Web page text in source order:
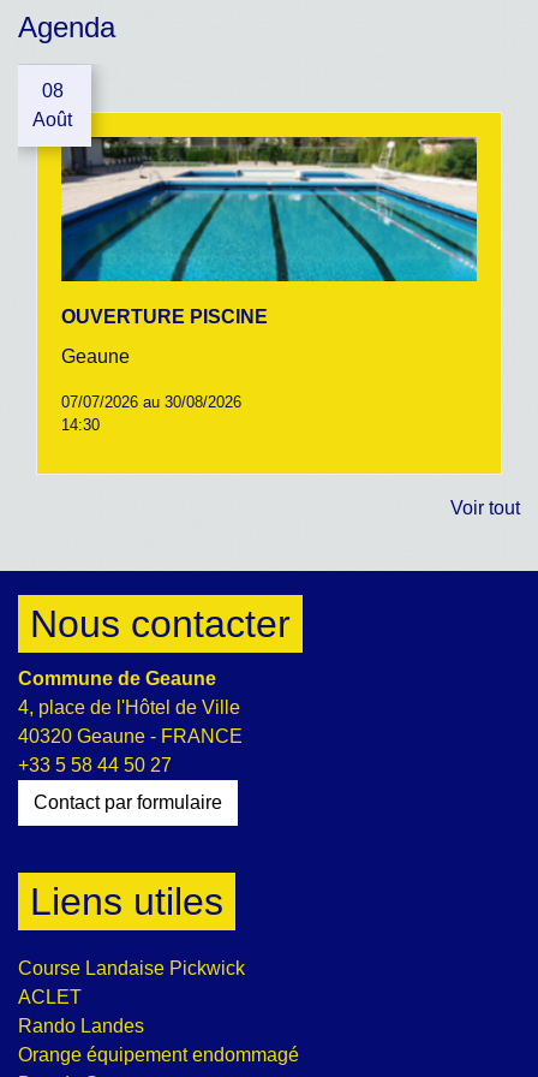
Agenda
08
Août
OUVERTURE PISCINE
Geaune
07/07/2026 au 30/08/2026
14:30
Voir tout
Nous contacter
Commune de Geaune
4, place de l'Hôtel de Ville
40320 Geaune - FRANCE
+33 5 58 44 50 27
Contact par formulaire
Liens utiles
Course Landaise Pickwick
ACLET
Rando Landes
Orange équipement endommagé